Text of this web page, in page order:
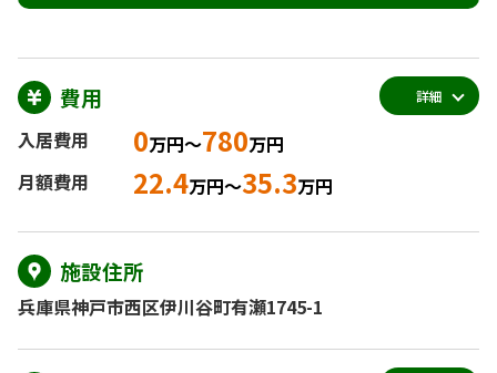
費用
入居費用 0万円～780万円
月額費用
22.4万円～35.3万円
詳細
施設住所
兵庫県神戸市西区伊川谷町有瀬1745-1